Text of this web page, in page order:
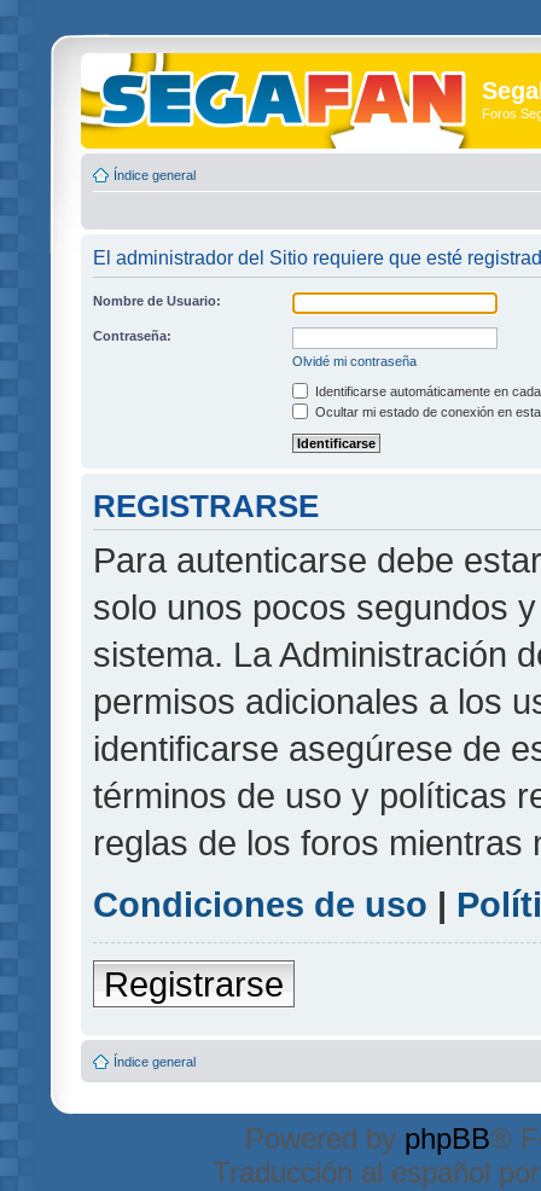
Foros
Índice general
El administrador del Sitio requiere que esté
Nombre de Usuario:
Contraseña:
Olvidé mi contraseña
Identificarse automáticamente en
Ocultar mi estado de conexión en
REGISTRARSE
Para autenticarse debe
solo unos pocos segundos
sistema. La Administración
permisos adicionales a los
identificarse asegúrese de
términos de uso y políticas
reglas de los foros mientras
Condiciones de uso |
Registrarse
Índice general
Powered by phpBB®
Traducción al español